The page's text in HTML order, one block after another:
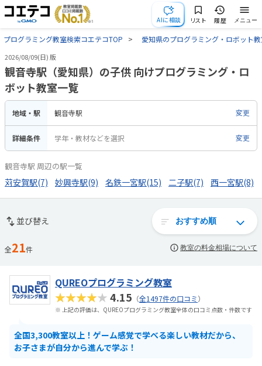
AIに相談 リスト 履歴 メニュー
プログラミング教室検索コエテコTOP 愛知県のプログラミング・ロボット
2026/08/09(日) 版
観音寺駅（愛知県）の子供 向けプログラミング・ロ
ボット教室一覧
地域・駅 観音寺駅 変更
詳細条件 学年・教材などを選択 変更
観音寺駅 周辺の駅一覧
苅安賀駅(7) 妙興寺駅(9) 名鉄一宮駅(15) 二子駅(7) 西一宮駅(8)
並び替え
全21件 教室の料金相場について
QUREOプログラミング教室
★★★★★4.15 （全1497件の口コミ）
※ 上記の評価は、QUREOプログラミング教室全体の口コミ点数・件数です
全国3,300教室以上！ゲーム感覚で学べる楽しい教材だから、
お子さまが自分から進んで学ぶ！